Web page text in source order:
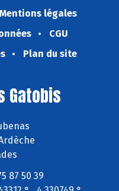
Mentions légales
CGU
Plan du site
Gatobis
87 50 39